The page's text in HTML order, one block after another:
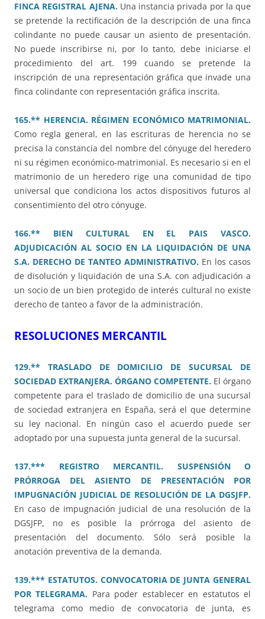
FINCA REGISTRAL AJENA.Una instancia privada por la que
se pretende la rectificación de la descripción de una finca
colindante no puede causar un asiento de presentación.
No puede inscribirse ni, por lo tanto, debe iniciarse el
procedimiento del art. 199 cuando se pretende la
inscripción de una representación gráfica que invade una
finca colindante con representación gráfica inscrita.
165.** HERENCIA. RÉGIMEN ECONÓMICO MATRIMONIAL.
Como regla general, en las escrituras de herencia no se
precisa la constancia del nombre del cónyuge del heredero
ni su régimen económico-matrimonial. Es necesario si en el
matrimonio de un heredero rige una comunidad de tipo
universal que condiciona los actos dispositivos futuros al
consentimiento del otro cónyuge.
166.** BIEN CULTURAL EN EL PAIS VASCO.
ADJUDICACIÓN AL SOCIO EN LA LIQUIDACIÓN DE UNA
S.A. DERECHO DE TANTEO ADMINISTRATIVO. En los casos
de disolución y liquidación de una S.A. con adjudicación a
un socio de un bien protegido de interés cultural no existe
derecho de tanteo a favor de la administración.
RESOLUCIONES MERCANTIL
129.** TRASLADO DE DOMICILIO DE SUCURSAL DE
SOCIEDAD EXTRANJERA. ÓRGANO COMPETENTE. El órgano
competente para el traslado de domicilio de una sucursal
de sociedad extranjera en España, será el que determine
su ley nacional. En ningún caso el acuerdo puede ser
adoptado por una supuesta junta general de la sucursal.
137.*** REGISTRO MERCANTIL. SUSPENSIÓN O
PRÓRROGA DEL ASIENTO DE PRESENTACIÓN POR
IMPUGNACIÓN JUDICIAL DE RESOLUCIÓN DE LA DGSJFP.
En caso de impugnación judicial de una resolución de la
DGSJFP, no es posible la prórroga del asiento de
presentación del documento. Sólo será posible la
anotación preventiva de la demanda.
139.*** ESTATUTOS. CONVOCATORIA DE JUNTA GENERAL
POR TELEGRAMA. Para poder establecer en estatutos el
telegrama como medio de convocatoria de junta, es